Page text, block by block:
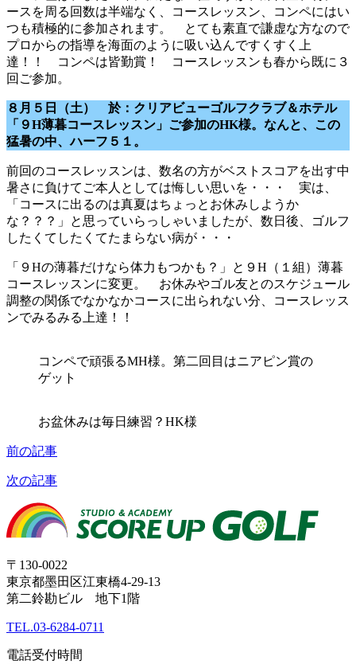
ースを周る回数は半端なく、コースレッスン、コンペにはい
つも積極的に参加されます。 とても素直で謙虚な方なので
プロからの指導を海面のように吸い込んですくすく上
達！！ コンペは皆勤賞！ コースレッスンも春から既に３
回ご参加。
８月５日（土） 於：クリアビューゴルフクラブ＆ホテル
「９H薄暮コースレッスン」ご参加のHK様。なんと、この
猛暑の中、ハーフ５１。
前回のコースレッスンは、数名の方がベストスコアを出す中
暑さに負けてご本人としては悔しい思いを・・・ 実は、
「コースに出るのは真夏はちょっとお休みしようか
な？？？」と思っていらっしゃいましたが、数日後、ゴルフ
したくてしたくてたまらない病が・・・
「９Hの薄暮だけなら体力もつかも？」と９H（１組）薄暮
コースレッスンに変更。 お休みやゴル友とのスケジュール
調整の関係でなかなかコースに出られない分、コースレッス
ンでみるみる上達！！
コンペで頑張るMH様。第二回目はニアピン賞の
ゲット
お盆休みは毎日練習？HK様
前の記事
次の記事
〒130-0022
東京都墨田区江東橋4-29-13
第二鈴勘ビル 地下1階
TEL.03-6284-0711
電話受付時間